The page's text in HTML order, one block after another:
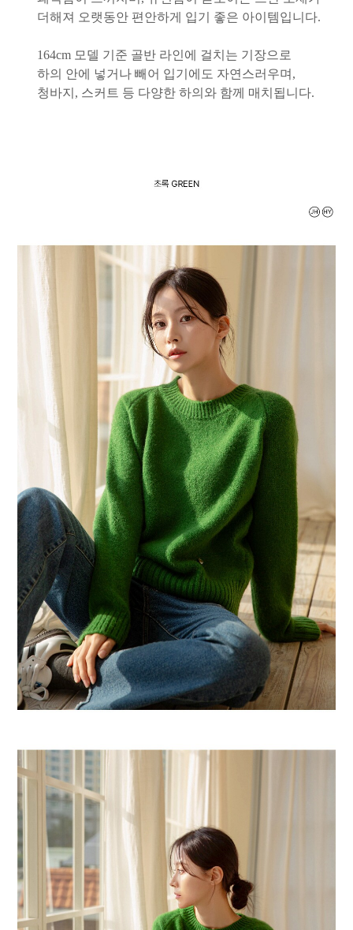
더해져 오랫동안 편안하게 입기 좋은 아이템입니다.
164cm 모델 기준 골반 라인에 걸치는 기장으로
하의 안에 넣거나 빼어 입기에도 자연스러우며,
청바지, 스커트 등 다양한 하의와 함께 매치됩니다.